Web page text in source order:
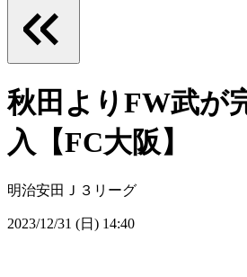
秋田よりFW武が
入【FC大阪】
明治安田Ｊ３リーグ
2023/12/31 (日) 14:40